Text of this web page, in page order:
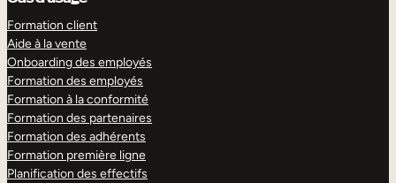
Formation client
Aide à la vente
Onboarding des employés
Formation des employés
Formation à la conformité
Formation des partenaires
Formation des adhérents
Formation première ligne
Planification des effectifs